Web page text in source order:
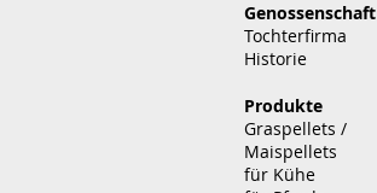
Genossenschaft
Tochterfirma
Historie
Produkte
Graspellets /
Maispellets
für Kühe